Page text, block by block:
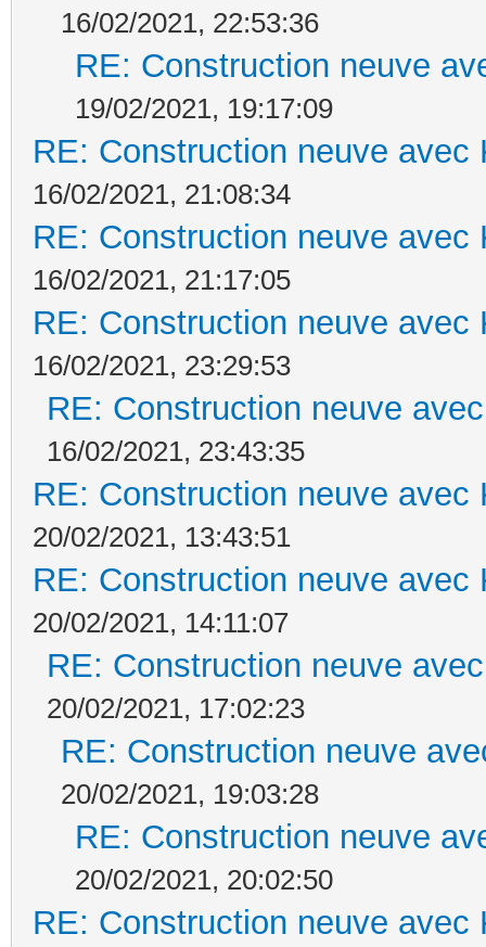
16/02/2021, 22:53:36
RE: Construction neuve
19/02/2021, 19:17:09
RE: Construction neuve avec
16/02/2021, 21:08:34
RE: Construction neuve avec
16/02/2021, 21:17:05
RE: Construction neuve avec
16/02/2021, 23:29:53
RE: Construction neuve
16/02/2021, 23:43:35
RE: Construction neuve avec
20/02/2021, 13:43:51
RE: Construction neuve avec
20/02/2021, 14:11:07
RE: Construction neuve
20/02/2021, 17:02:23
RE: Construction neuve
20/02/2021, 19:03:28
RE: Construction neuve
20/02/2021, 20:02:50
RE: Construction neuve avec